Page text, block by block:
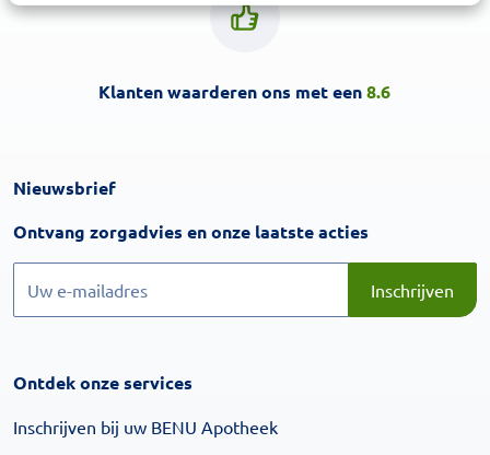
Klanten waarderen ons met een8.6
Nieuwsbrief
Ontvang zorgadvies en onze laatste acties
Inschrijven
Ontdek onze services
Inschrijven bij uw BENU Apotheek